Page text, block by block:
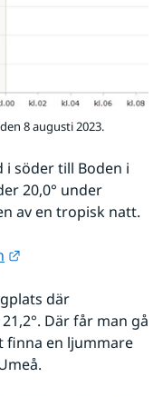
8 augusti 2023.
söder till Boden i
20,0° under
av en tropisk natt.
där
Där får man gå
finna en ljummare